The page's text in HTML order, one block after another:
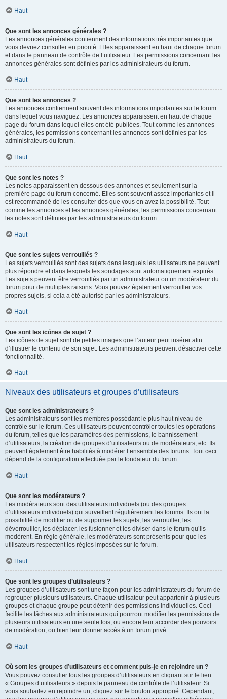
Haut
Que sont les annonces générales ?
Les annonces générales contiennent des informations très importantes que
vous devriez consulter en priorité. Elles apparaissent en haut de chaque forum
et dans le panneau de contrôle de l’utilisateur. Les permissions concernant les
annonces générales sont définies par les administrateurs du forum.
Haut
Que sont les annonces ?
Les annonces contiennent souvent des informations importantes sur le forum
dans lequel vous naviguez. Les annonces apparaissent en haut de chaque
page du forum dans lequel elles ont été publiées. Tout comme les annonces
générales, les permissions concernant les annonces sont définies par les
administrateurs du forum.
Haut
Que sont les notes ?
Les notes apparaissent en dessous des annonces et seulement sur la
première page du forum concerné. Elles sont souvent assez importantes et il
est recommandé de les consulter dès que vous en avez la possibilité. Tout
comme les annonces et les annonces générales, les permissions concernant
les notes sont définies par les administrateurs du forum.
Haut
Que sont les sujets verrouillés ?
Les sujets verrouillés sont des sujets dans lesquels les utilisateurs ne peuvent
plus répondre et dans lesquels les sondages sont automatiquement expirés.
Les sujets peuvent être verrouillés par un administrateur ou un modérateur du
forum pour de multiples raisons. Vous pouvez également verrouiller vos
propres sujets, si cela a été autorisé par les administrateurs.
Haut
Que sont les icônes de sujet ?
Les icônes de sujet sont de petites images que l’auteur peut insérer afin
d’illustrer le contenu de son sujet. Les administrateurs peuvent désactiver cette
fonctionnalité.
Haut
Niveaux des utilisateurs et groupes d’utilisateurs
Que sont les administrateurs ?
Les administrateurs sont les membres possédant le plus haut niveau de
contrôle sur le forum. Ces utilisateurs peuvent contrôler toutes les opérations
du forum, telles que les paramètres des permissions, le bannissement
d’utilisateurs, la création de groupes d’utilisateurs ou de modérateurs, etc. Ils
peuvent également être habilités à modérer l’ensemble des forums. Tout ceci
dépend de la configuration effectuée par le fondateur du forum.
Haut
Que sont les modérateurs ?
Les modérateurs sont des utilisateurs individuels (ou des groupes
d’utilisateurs individuels) qui surveillent régulièrement les forums. Ils ont la
possibilité de modifier ou de supprimer les sujets, les verrouiller, les
déverrouiller, les déplacer, les fusionner et les diviser dans le forum qu’ils
modèrent. En règle générale, les modérateurs sont présents pour que les
utilisateurs respectent les règles imposées sur le forum.
Haut
Que sont les groupes d’utilisateurs ?
Les groupes d’utilisateurs sont une façon pour les administrateurs du forum de
regrouper plusieurs utilisateurs. Chaque utilisateur peut appartenir à plusieurs
groupes et chaque groupe peut détenir des permissions individuelles. Ceci
facilite les tâches aux administrateurs qui pourront modifier les permissions de
plusieurs utilisateurs en une seule fois, ou encore leur accorder des pouvoirs
de modération, ou bien leur donner accès à un forum privé.
Haut
Où sont les groupes d’utilisateurs et comment puis-je en rejoindre un ?
Vous pouvez consulter tous les groupes d’utilisateurs en cliquant sur le lien
« Groupes d’utilisateurs » depuis le panneau de contrôle de l’utilisateur. Si
vous souhaitez en rejoindre un, cliquez sur le bouton approprié. Cependant,